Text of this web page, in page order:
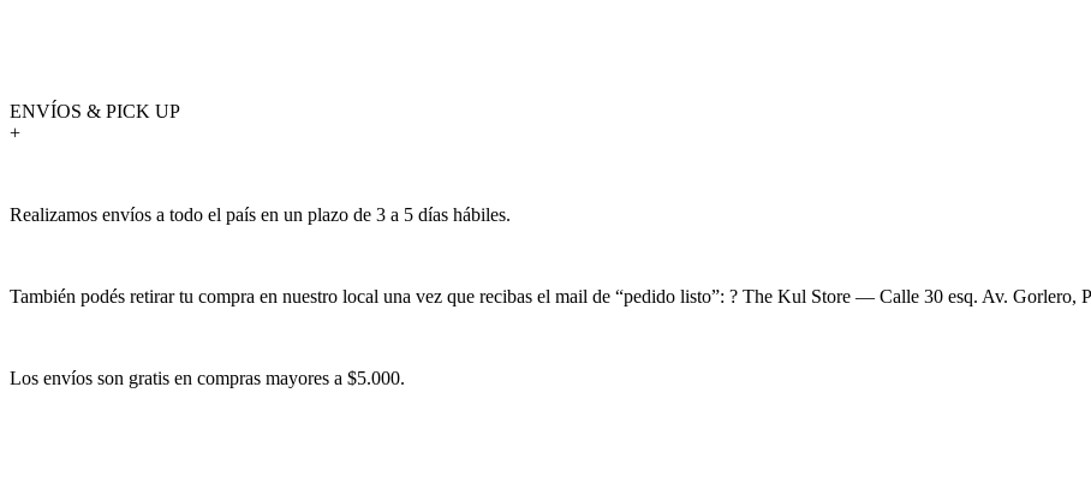
ENVÍOS & PICK UP
+
Realizamos envíos a todo el país en un plazo de 3 a 5 días hábiles.
También podés retirar tu compra en nuestro local una vez que recibas el mail de “pedido listo”: ? The Kul Store — Calle 30 esq. Av. Gorlero,
Los envíos son gratis en compras mayores a $5.000.